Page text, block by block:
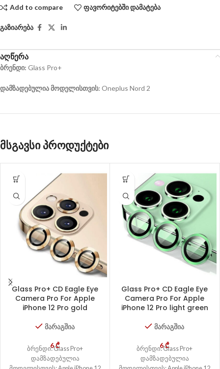
Add to compare ფავორიტებში დამატება
გაზიარება
აღწერა
ბრენდი: Glass Pro+
დამზადებულია მოდელისთვის: Oneplus Nord 2
მსგავსი პროდუქტები
Glass Pro+ CD Eagle Eye
Camera Pro For Apple
iPhone 12 Pro gold
მარაგშია
6₾
ბრენდი: Glass Pro+
დამზადებულია
Glass Pro+ CD Eagle Eye
Camera Pro For Apple
iPhone 12 Pro light green
მარაგშია
6₾
ბრენდი: Glass Pro+
დამზადებულია